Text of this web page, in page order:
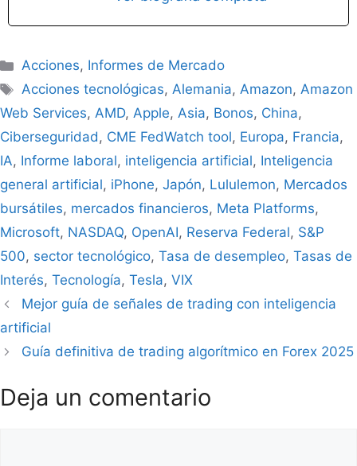
Categorías
Acciones, Informes de Mercado
Etiquetas
Acciones tecnológicas,Alemania,Amazon,Amazon
Web Services, AMD, Apple, Asia, Bonos, China,
Ciberseguridad, CME FedWatch tool, Europa, Francia,
IA, Informe laboral, inteligencia artificial, Inteligencia
general artificial, iPhone, Japón, Lululemon, Mercados
bursátiles, mercados financieros, Meta Platforms,
Microsoft, NASDAQ, OpenAI, Reserva Federal, S&P
500, sector tecnológico, Tasa de desempleo, Tasas de
Interés, Tecnología, Tesla, VIX
Mejor guía de señales de trading con inteligencia
artificial
Guía definitiva de trading algorítmico en Forex 2025
Deja un comentario